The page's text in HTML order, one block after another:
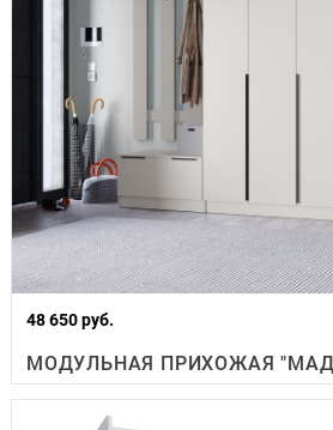
48 650 руб.
МОДУЛЬНАЯ ПРИХОЖАЯ